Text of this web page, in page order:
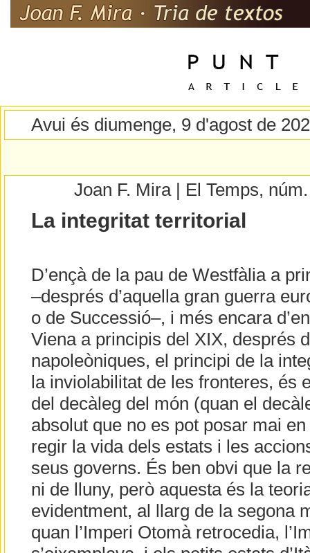
Avui és diumenge, 9 d'agost de
Joan F. Mira | El Temps,
La integritat territorial
D’ençà de la pau de Westfàlia a
–després d’aquella gran guerra
o de Successió–, i més encara
Viena a principis del XIX, després
napoleòniques, el principi de la
la inviolabilitat de les fronteres, és
del decàleg del món (quan el
absolut que no es pot posar mai
regir la vida dels estats i les
seus governs. És ben obvi que la
ni de lluny, però aquesta és la
evidentment, al llarg de la segona
quan l’Imperi Otomà retrocedia,